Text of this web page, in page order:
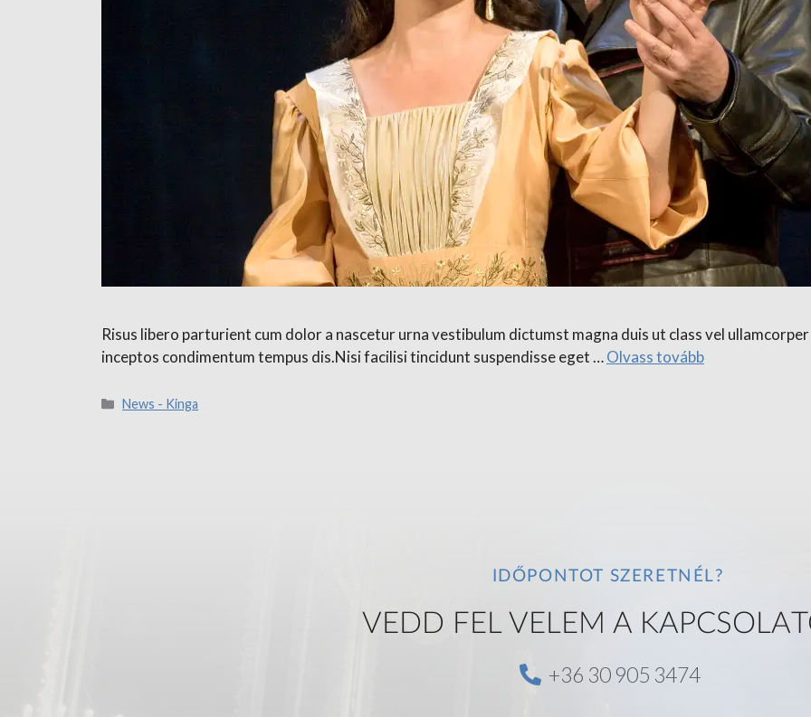
Risus libero parturient cum dolor a nascetur urna vestibulum dictumst magna duis ut class vel
inceptos condimentum tempus dis.Nisi facilisi tincidunt suspendisse eget …Olvass tovább
News - Kinga
IDŐPONTOT SZERETNÉL?
VEDD FEL VELEM A
+36 30 905 3474